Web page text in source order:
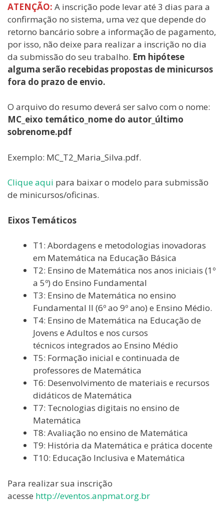
ATENÇÃO: A inscrição pode levar até 3 dias para a
confirmação no sistema, uma vez que depende do
retorno bancário sobre a informação de pagamento,
por isso, não deixe para realizar a inscrição no dia
da submissão do seu trabalho. Em hipótese
alguma serão recebidas propostas de minicursos
fora do prazo de envio.
O arquivo do resumo deverá ser salvo com o nome:
MC_eixo temático_nome do autor_último
sobrenome.pdf
Exemplo: MC_T2_Maria_Silva.pdf.
Clique aqui para baixar o modelo para submissão
de minicursos/oficinas.
Eixos Temáticos
T1: Abordagens e metodologias inovadoras
em Matemática na Educação Básica
T2: Ensino de Matemática nos anos iniciais (1º
a 5º) do Ensino Fundamental
T3: Ensino de Matemática no ensino
Fundamental II (6º ao 9º ano) e Ensino Médio.
T4: Ensino de Matemática na Educação de
Jovens e Adultos e nos cursos
técnicos integrados ao Ensino Médio
T5: Formação inicial e continuada de
professores de Matemática
T6: Desenvolvimento de materiais e recursos
didáticos de Matemática
T7: Tecnologias digitais no ensino de
Matemática
T8: Avaliação no ensino de Matemática
T9: História da Matemática e prática docente
T10: Educação Inclusiva e Matemática
Para realizar sua inscrição
acesse http://eventos.anpmat.org.br